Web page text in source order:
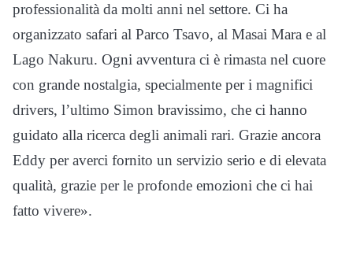
professionalità da molti anni nel settore. Ci ha
organizzato safari al Parco Tsavo, al Masai Mara e al
Lago Nakuru. Ogni avventura ci è rimasta nel cuore
con grande nostalgia, specialmente per i magnifici
drivers, l’ultimo Simon bravissimo, che ci hanno
guidato alla ricerca degli animali rari. Grazie ancora
Eddy per averci fornito un servizio serio e di elevata
qualità, grazie per le profonde emozioni che ci hai
fatto vivere».